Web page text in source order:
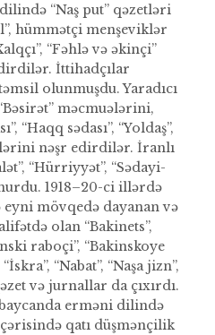
dilində “Naş put” qəzetləri
hümmətçi menşeviklər
“Fəhlə və əkinçi”
İttihadçılar
olunmuşdu. Yaradıcı
məcmuələrini,
“Haqq sədası”, “Yoldaş”,
nəşr edirdilər. İranlı
“Hürriyyət”, “Sədayi-
1918–20-ci illərdə
mövqedə daya­nan və
olan “Bakinets”,
raboçi”, “Bakinskoye
“Nabat”, “Naşa jizn”,
və jurnallar da çıxırdı.
erməni dilində
qatı düşmənçilik